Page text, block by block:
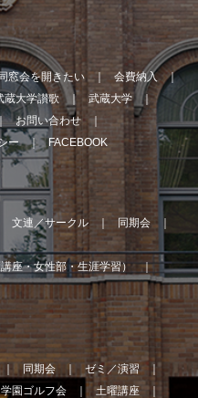
窓会を開きたい
会費納入
蔵大学讃歌
武蔵大学
お問い合わせ
ー FACEBOOK
文連／サークル
同期会
座・女性部・生涯学習）
同期会
ゼミ／演習
学園ゴルフ会
土曜講座